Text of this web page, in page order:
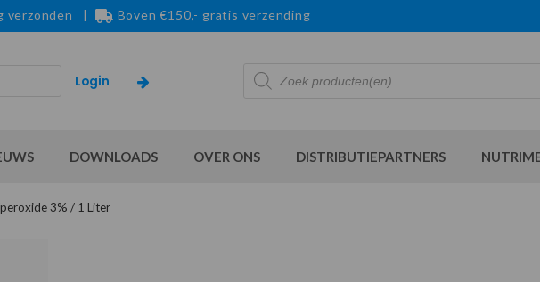
verzonden | Boven €150,- gratis verzending
Producten
zoeken
DOWNLOADS OVER ONS DISTRIBUTIEPARTNERS
3% / 1 Liter